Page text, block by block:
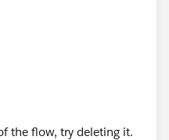
the flow, try deleting it.